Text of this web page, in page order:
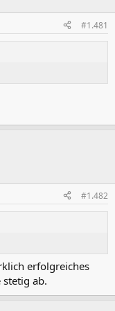
#1.481
#1.482
erfolgreiches
stetig ab.